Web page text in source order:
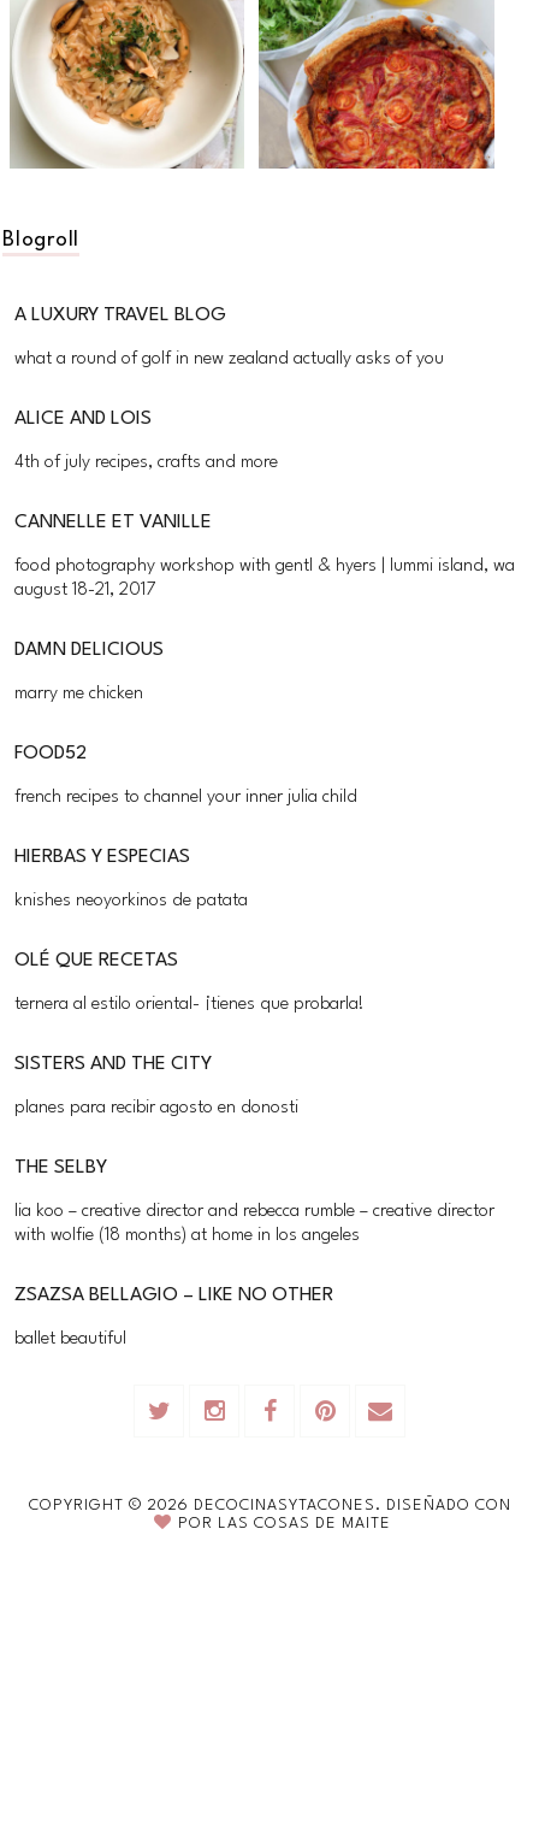
Blogroll
A LUXURY TRAVEL BLOG
what a round of golf in new zealand actually asks of you
ALICE AND LOIS
4th of july recipes, crafts and more
CANNELLE ET VANILLE
food photography workshop with gentl & hyers | lummi island, wa
august 18-21, 2017
DAMN DELICIOUS
marry me chicken
FOOD52
french recipes to channel your inner julia child
HIERBAS Y ESPECIAS
knishes neoyorkinos de patata
OLÉ QUE RECETAS
ternera al estilo oriental- ¡tienes que probarla!
SISTERS AND THE CITY
planes para recibir agosto en donosti
THE SELBY
lia koo – creative director and rebecca rumble – creative director
with wolfie (18 months) at home in los angeles
ZSAZSA BELLAGIO – LIKE NO OTHER
ballet beautiful
COPYRIGHT © 2026 DECOCINASYTACONES.
DISEÑADO CON
POR
LAS COSAS DE MAITE